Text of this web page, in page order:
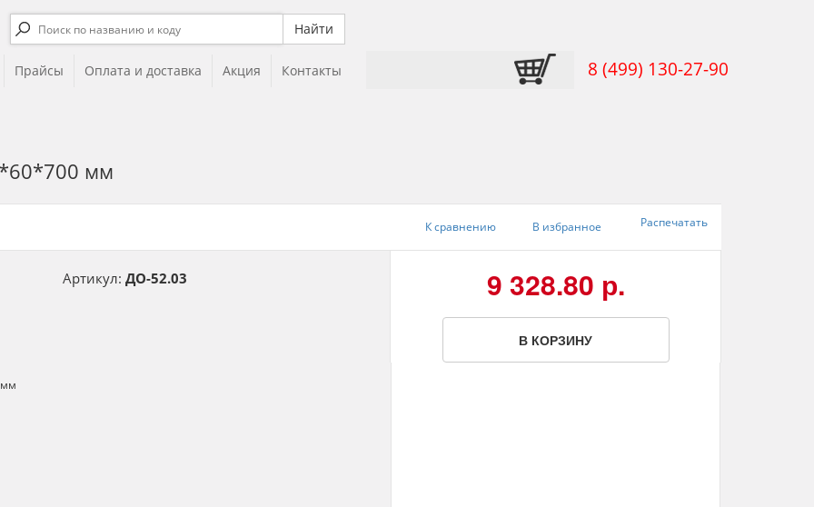
Прайсы Оплата и доставка Акция Контакты 8 (499) 130-27-90
мм
К сравнению В избранное Распечатать
Артикул: ДО-52.03 9 328.80 р.
В КОРЗИНУ